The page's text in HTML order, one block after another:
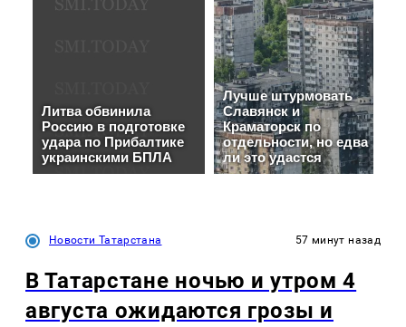
Новости Татарстана 57 минут назад
В Татарстане ночью и утром 4
августа ожидаются грозы и